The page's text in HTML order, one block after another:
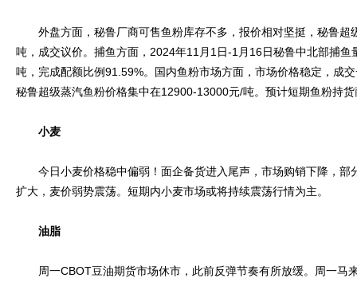
外盘方面，秘鲁厂商可售鱼粉库存不多，报价相对坚挺，秘鲁超
吨，成交议价。捕鱼方面，2024年11月1日-1月16日秘鲁中北部捕
吨，完成配额比例91.59%。国内鱼粉市场方面，市场价格稳定，成
秘鲁超级蒸汽鱼粉价格集中在12900-13000元/吨。预计短期鱼粉持
小麦
今日小麦价格稳中偏弱！面企备货进入尾声，市场购销下降，部
扩大，麦价弱势震荡。短期内小麦市场或将持续震荡行情为主。
油脂
周一CBOT豆油期货市场休市，此前反弹节奏有所放缓。周一马